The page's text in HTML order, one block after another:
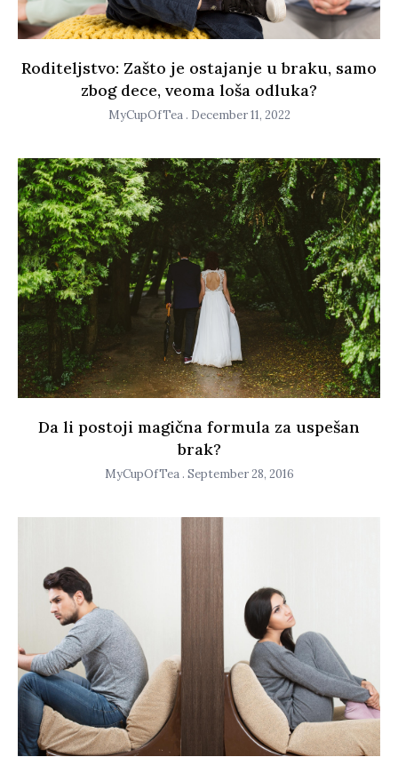
Roditeljstvo: Zašto je ostajanje u braku, samo
zbog dece, veoma loša odluka?
MyCupOfTea December 11, 2022
Da li postoji magična formula za uspešan
brak?
MyCupOfTea September 28, 2016